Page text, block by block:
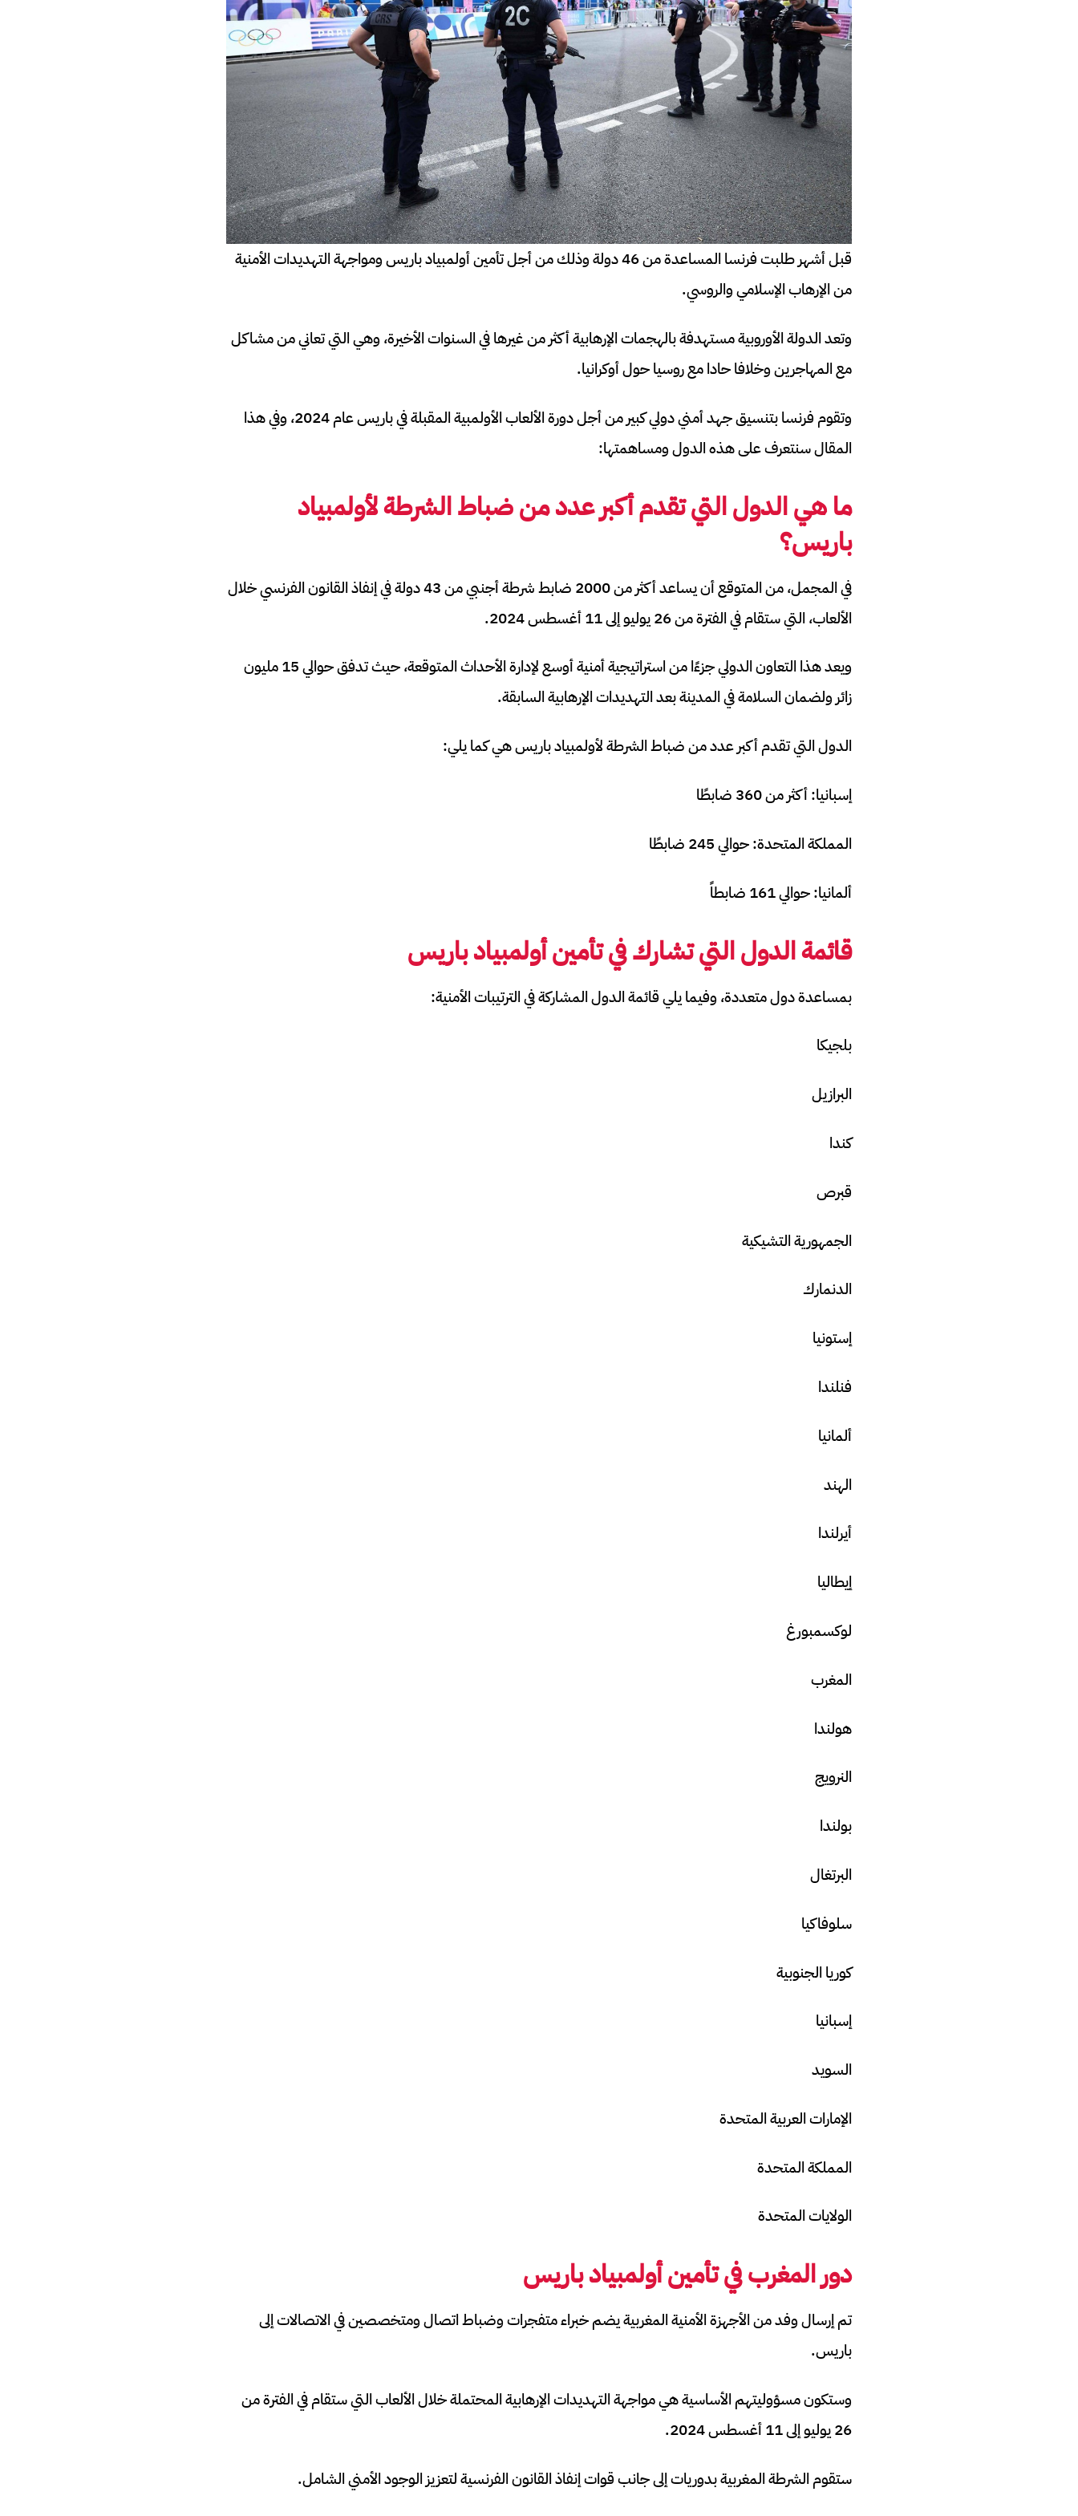
قبل أشهر طلبت فرنسا المساعدة من 46 دولة وذلك من أجل تأمين أولمبياد باريس ومواجهة التهديدات الأمنية
من الإرهاب الإسلامي والروسي.
وتعد الدولة الأوروبية مستهدفة بالهجمات الإرهابية أكثر من غيرها في السنوات الأخيرة، وهي التي تعاني من مشاكل
مع المهاجرين وخلافا حادا مع روسيا حول أوكرانيا.
وتقوم فرنسا بتنسيق جهد أمني دولي كبير من أجل دورة الألعاب الأولمبية المقبلة في باريس عام 2024، وفي هذا
المقال سنتعرف على هذه الدول ومساهمتها:
ما هي الدول التي تقدم أكبر عدد من ضباط الشرطة لأولمبياد
باريس؟
في المجمل، من المتوقع أن يساعد أكثر من 2000 ضابط شرطة أجنبي من 43 دولة في إنفاذ القانون الفرنسي خلال
الألعاب، التي ستقام في الفترة من 26 يوليو إلى 11 أغسطس 2024.
ويعد هذا التعاون الدولي جزءًا من استراتيجية أمنية أوسع لإدارة الأحداث المتوقعة، حيث تدفق حوالي 15 مليون
زائر ولضمان السلامة في المدينة بعد التهديدات الإرهابية السابقة.
الدول التي تقدم أكبر عدد من ضباط الشرطة لأولمبياد باريس هي كما يلي:
إسبانيا: أكثر من 360 ضابطًا
المملكة المتحدة: حوالي 245 ضابطًا
ألمانيا: حوالي 161 ضابطاً
قائمة الدول التي تشارك في تأمين أولمبياد باريس
بمساعدة دول متعددة، وفيما يلي قائمة الدول المشاركة في الترتيبات الأمنية:
بلجيكا
البرازيل
كندا
قبرص
الجمهورية التشيكية
الدنمارك
إستونيا
فنلندا
ألمانيا
الهند
أيرلندا
إيطاليا
لوكسمبورغ
المغرب
هولندا
النرويج
بولندا
البرتغال
سلوفاكيا
كوريا الجنوبية
إسبانيا
السويد
الإمارات العربية المتحدة
المملكة المتحدة
الولايات المتحدة
دور المغرب في تأمينأولمبياد باريس
تم إرسال وفد من الأجهزة الأمنية المغربية يضم خبراء متفجرات وضباط اتصال ومتخصصين في الاتصالات إلى
باريس.
وستكون مسؤوليتهم الأساسية هي مواجهة التهديدات الإرهابية المحتملة خلال الألعاب التي ستقام في الفترة من
26 يوليو إلى 11 أغسطس 2024.
ستقوم الشرطة المغربية بدوريات إلى جانب قوات إنفاذ القانون الفرنسية لتعزيز الوجود الأمني ​​الشامل.